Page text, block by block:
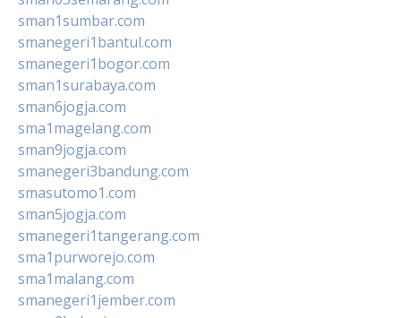
sman1sumbar.com
smanegeri1bantul.com
smanegeri1bogor.com
sman1surabaya.com
sman6jogja.com
sma1magelang.com
sman9jogja.com
smanegeri3bandung.com
smasutomo1.com
sman5jogja.com
smanegeri1tangerang.com
sma1purworejo.com
sma1malang.com
smanegeri1jember.com